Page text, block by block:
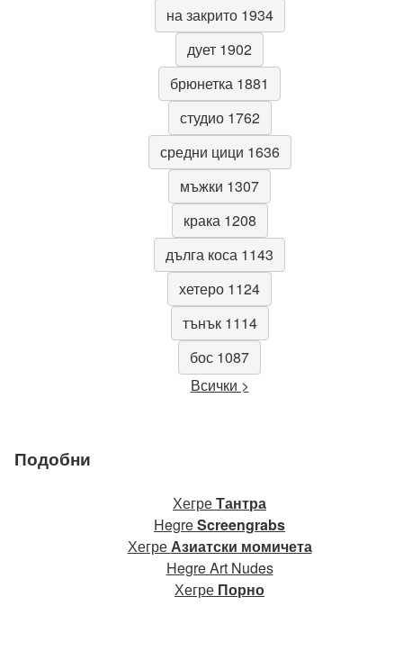
на закрито 1934
дует 1902
брюнетка 1881
студио 1762
средни цици 1636
мъжки 1307
крака 1208
дълга коса 1143
хетеро 1124
тънък 1114
бос 1087
Всички >
Подобни
ХегреТантра
HegreScreengrabs
ХегреАзиатски момичета
Hegre Art Nudes
Хегре Порно